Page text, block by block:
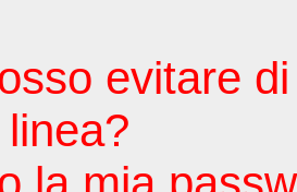
evitare